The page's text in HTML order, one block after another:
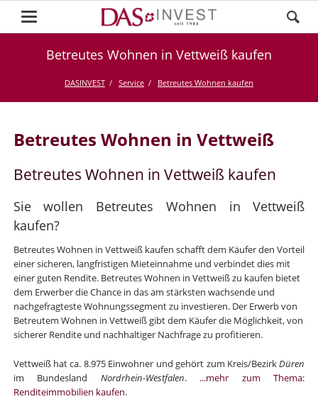
Betreutes Wohnen in Vettweiß kaufen
DASINVEST Service Betreutes Wohnen kaufen
Betreutes Wohnen in Vettweiß
Betreutes Wohnen in Vettweiß kaufen
Sie wollen Betreutes Wohnen in Vettweiß
kaufen?
Betreutes Wohnen in Vettweiß kaufen schafft dem Käufer den Vorteil
einer sicheren, langfristigen Mieteinnahme und verbindet dies mit
einer guten Rendite. Betreutes Wohnen in Vettweiß zu kaufen bietet
dem Erwerber die Chance in das am stärksten wachsende und
nachgefragteste Wohnungssegment zu investieren. Der Erwerb von
Betreutem Wohnen in Vettweiß gibt dem Käufer die Möglichkeit, von
sicherer Rendite und nachhaltiger Nachfrage zu profitieren.
Vettweiß hat ca. 8.975 Einwohner und gehört zum Kreis/BezirkDüren
im Bundesland Nordrhein-Westfalen. ...mehr zum Thema:
Renditeimmobilien kaufen.